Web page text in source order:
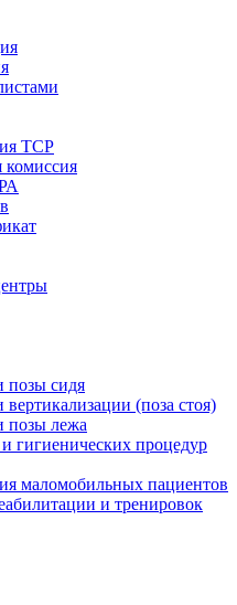
ТСР
позы сидя
(поза стоя)
позы лежа
гигиенических процедур
маломобильных пациентов
и тренировок